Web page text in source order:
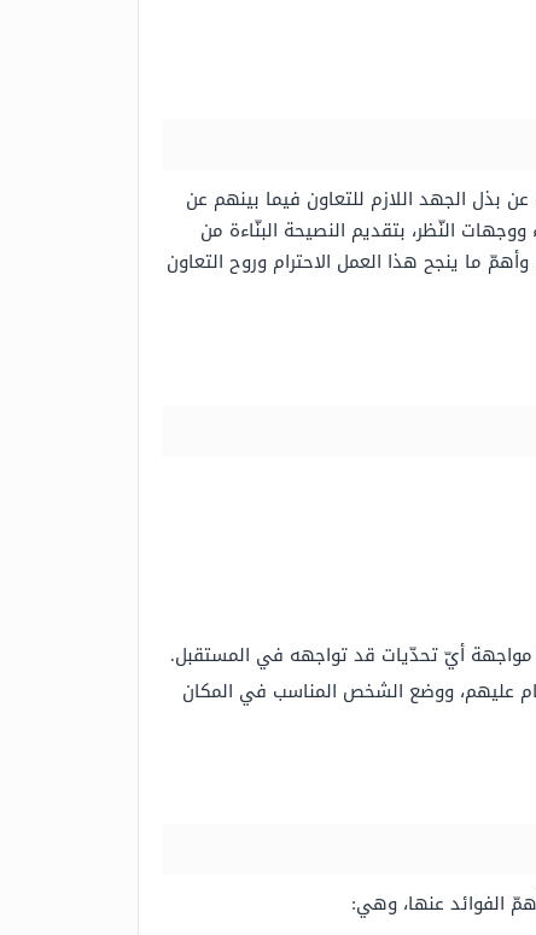
الجهد اللازم للتعاون فيما بينهم عن
النّظر، بتقديم النصيحة البنّاءة من
ما ينجح هذا العمل الاحترام وروح التعاون
مواجهة أيّ تحدّيات قد تواجهه في المستقبل.
عليهم، ووضع الشخص المناسب في المكان
الفوائد عنها، وهي: